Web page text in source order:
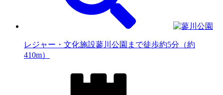
レジャー・文化施設蓼川公園まで徒歩約5分（約
410m）